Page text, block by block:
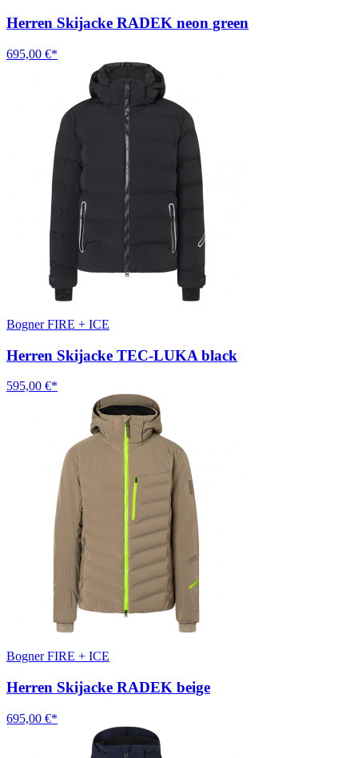
Herren Skijacke RADEK neon green
695,00 €*
Bogner FIRE + ICE
Herren Skijacke TEC-LUKA black
595,00 €*
Bogner FIRE + ICE
Herren Skijacke RADEK beige
695,00 €*